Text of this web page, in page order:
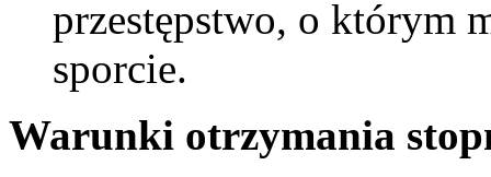
przestępstwo, o którym
sporcie.
Warunki otrzymania